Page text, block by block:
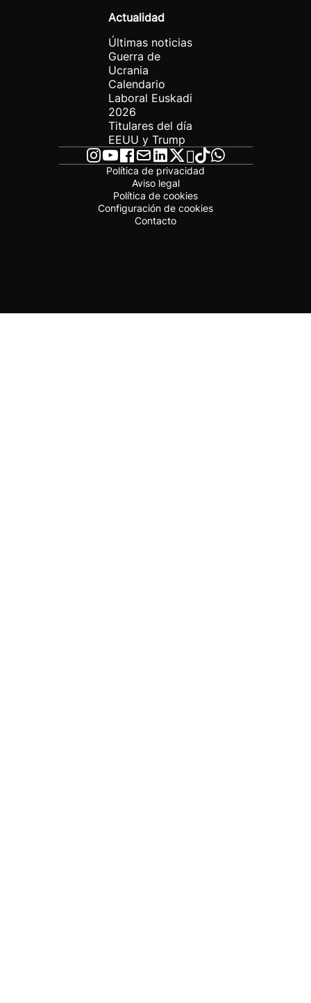
Actualidad
Últimas noticias
Guerra de
Ucrania
Calendario
Laboral Euskadi
2026
Titulares del día
EEUU y Trump
Política de privacidad
Aviso legal
Política de cookies
Configuración de cookies
Contacto